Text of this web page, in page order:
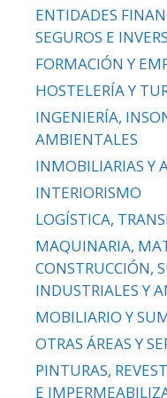
ENTIDADES
SEGUROS E
FORMACIÓN Y
HOSTELERÍA Y
INGENIERÍA,
AMBIENTALES
INMOBILIARIAS Y
INTERIORISMO
LOGÍSTICA,
MAQUINARIA,
CONSTRUCCIÓN,
INDUSTRIALES Y
MOBILIARIO Y
OTRAS ÁREAS Y
PINTURAS,
E